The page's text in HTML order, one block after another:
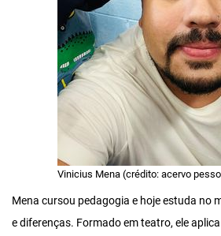
Vinicius Mena (crédito: acervo
Mena cursou pedagogia e hoje estuda no
e diferenças. Formado em teatro, ele aplica